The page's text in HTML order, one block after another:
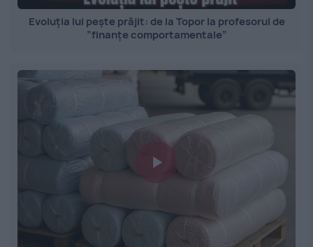
Evoluția lui pește prăjit: de la Topor la profesorul de
”finanțe comportamentale”